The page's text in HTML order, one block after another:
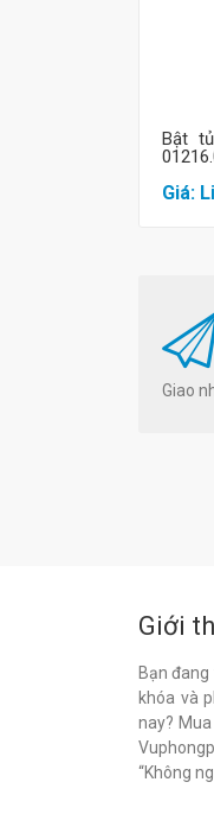
Bật
Giá:
Giao
Giới
Bạn
khóa và
nay?
“Không